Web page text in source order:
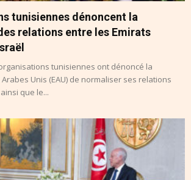
tunisiennes dénoncent la
relations entre les Emirats
tunisiennes ont dénoncé la
Unis (EAU) de normaliser ses relations
que le...